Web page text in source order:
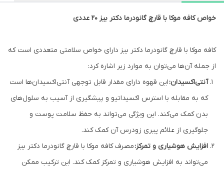
خواص کافه موکا با قارچ گانودرما دکتر بیز 20 عددی
کافه موکا با قارچ گانودرما دکتر بیز دارای خواص سلامتی متعددی است که
از جمله آن‌ها می‌توان به موارد زیر اشاره کرد:
آنتی‌اکسیدان:این قهوه دارای مقدار قابل توجهی آنتی‌اکسیدان‌ها است
که به مقابله با استرس اکسیداتیو و پیشگیری از آسیب به سلول‌های
بدن کمک می‌کند. این ویژگی می‌تواند به حفظ سلامت پوست و
جلوگیری از علائم پیری زودرس آن کمک کند.
افزایش هوشیاری و تمرکز:مصرف کافه موکا با قارچ گانودرما دکتر بیز
می‌تواند به افزایش هوشیاری و تمرکز کمک کند. این ترکیب ممکن